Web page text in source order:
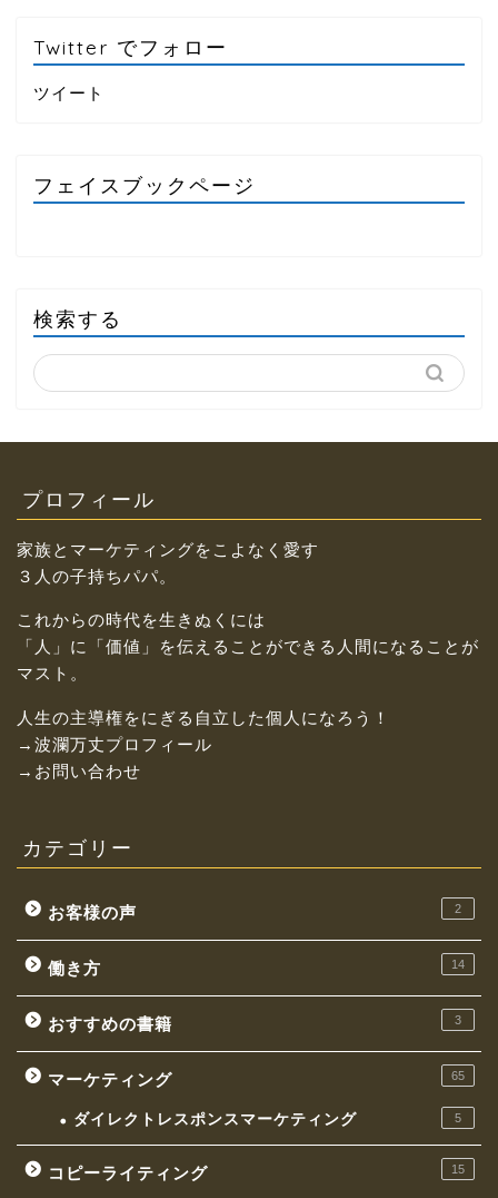
Twitter でフォロー
ツイート
フェイスブックページ
検索する
プロフィール
家族とマーケティングをこよなく愛す
３人の子持ちパパ。
これからの時代を生きぬくには
「人」に「価値」を伝えることができる人間になることが
マスト。
人生の主導権をにぎる自立した個人になろう！
→波瀾万丈プロフィール
→お問い合わせ
カテゴリー
お客様の声 2
働き方 14
おすすめの書籍 3
マーケティング 65
ダイレクトレスポンスマーケティング 5
コピーライティング 15